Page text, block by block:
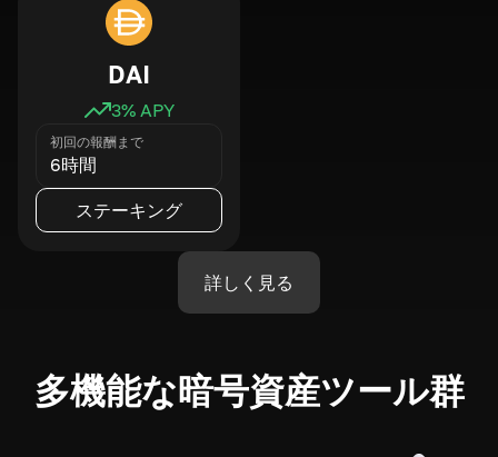
DAI
3% APY
初回の報酬まで
6時間
ステーキング
詳しく見る
多機能な暗号資産ツール群